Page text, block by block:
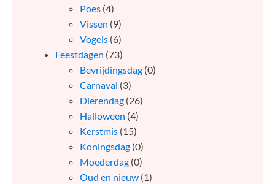
Poes (4)
Vissen (9)
Vogels (6)
Feestdagen (73)
Bevrijdingsdag (0)
Carnaval (3)
Dierendag (26)
Halloween (4)
Kerstmis (15)
Koningsdag (0)
Moederdag (0)
Oud en nieuw (1)